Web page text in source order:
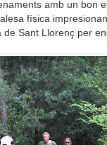
amb un bon
física
Sant Llorenç per